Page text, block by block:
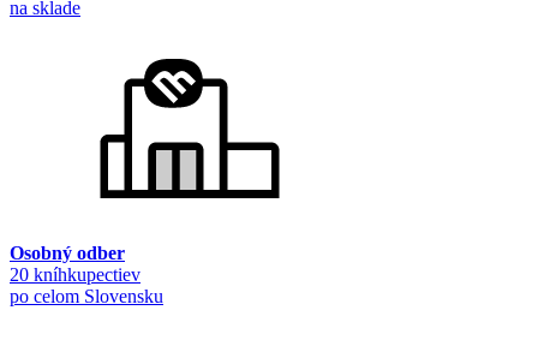
na sklade
Osobný odber
20 kníhkupectiev
po celom Slovensku